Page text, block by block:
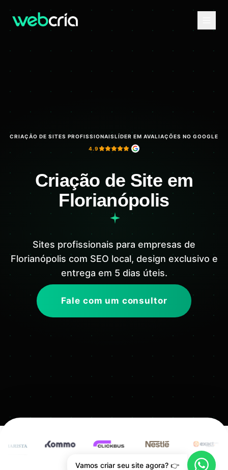
CRIAÇÃO DE SITES PROFISSIONAISLÍDER EM AVALIAÇÕES NO GOOGLE
4.9
Criação de Site em
Florianópolis
Sites profissionais para empresas de
Florianópolis com SEO local, design exclusivo e
entrega em 5 dias úteis.
Fale com um consultor
Vamos criar seu site agora? 👉